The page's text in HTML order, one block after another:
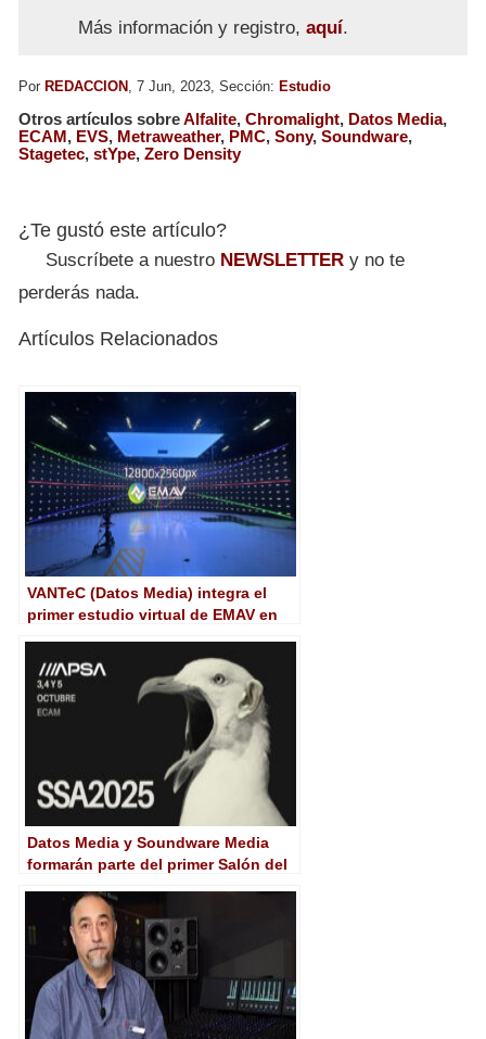
Más información y registro, aquí.
Por REDACCION , 7 Jun, 2023, Sección: Estudio
Otros artículos sobreAlfalite, Chromalight, Datos Media,
ECAM, EVS, Metraweather, PMC, Sony, Soundware,
Stagetec, stYpe, Zero Density
¿Te gustó este artículo?
Suscríbete a nuestro NEWSLETTER y no te
perderás nada.
Artículos Relacionados
VANTeC (Datos Media) integra el
primer estudio virtual de EMAV en
Datos Media y Soundware Media
formarán parte del primer Salón del